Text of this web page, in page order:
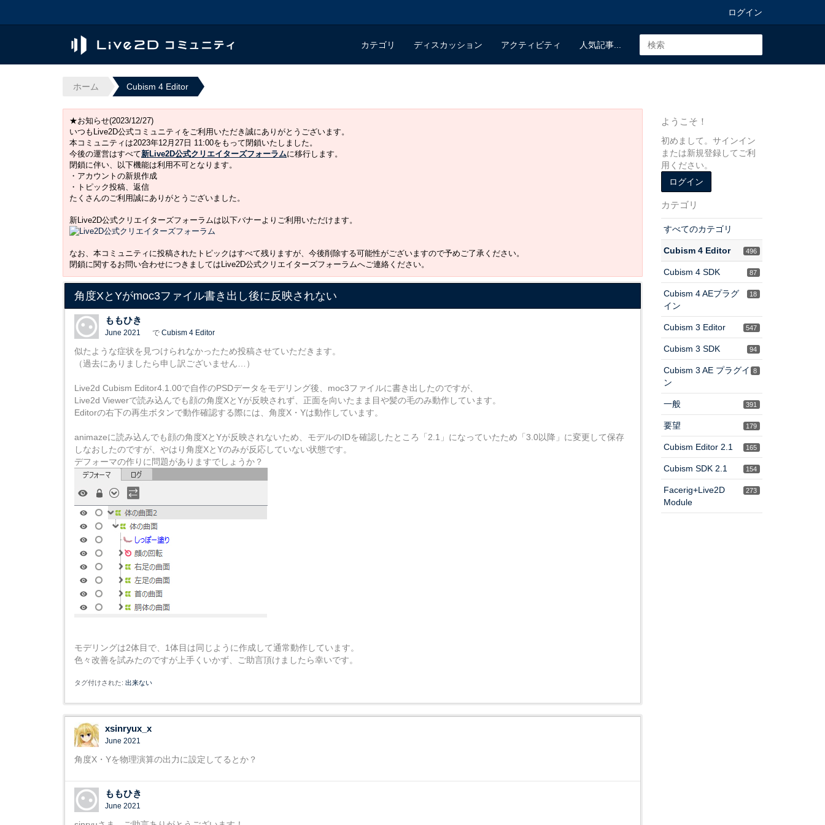
ログイン
カテゴリ ディスカッション アクティビティ 人気記事...
ホーム Cubism 4 Editor
★お知らせ(2023/12/27)
いつもLive2D公式コミュニティをご利用いただき誠にありがとうございます。
本コミュニティは2023年12月27日 11:00をもって閉鎖いたしました。
今後の運営はすべて新Live2D公式クリエイターズフォーラムに移行します。
閉鎖に伴い、以下機能は利用不可となります。
・アカウントの新規作成
・トピック投稿、返信
たくさんのご利用誠にありがとうございました。
新Live2D公式クリエイターズフォーラムは以下バナーよりご利用いただけます。
なお、本コミュニティに投稿されたトピックはすべて残りますが、今後削除する可能性がございますので予めご了承ください。
閉鎖に関するお問い合わせにつきましてはLive2D公式クリエイターズフォーラムへご連絡ください。
角度XとYがmoc3ファイル書き出し後に反映されない
ももひき
June 2021 で Cubism 4 Editor
似たような症状を見つけられなかったため投稿させていただきます。
（過去にありましたら申し訳ございません…）
Live2d Cubism Editor4.1.00で自作のPSDデータをモデリング後、moc3ファイルに書き出したのですが、
Live2d Viewerで読み込んでも顔の角度XとYが反映されず、正面を向いたまま目や髪の毛のみ動作しています。
Editorの右下の再生ボタンで動作確認する際には、角度X・Yは動作しています。
animazeに読み込んでも顔の角度XとYが反映されないため、モデルのIDを確認したところ「2.1」になっていたため「3.0以降」に変更して保存
しなおしたのですが、やはり角度XとYのみが反応していない状態です。
デフォーマの作りに問題がありますでしょうか？
モデリングは2体目で、1体目は同じように作成して通常動作しています。
色々改善を試みたのですが上手くいかず、ご助言頂けましたら幸いです。
タグ付けされた: 出来ない
xsinryux_x
June 2021
角度X・Yを物理演算の出力に設定してるとか？
ももひき
June 2021
ようこそ！
初めまして。サインイン
または新規登録してご利
用ください。
ログイン
カテゴリ
すべてのカテゴリ
496
Cubism 4 Editor
87
Cubism 4 SDK
18
Cubism 4 AEプラグ
イン
547
Cubism 3 Editor
94
Cubism 3 SDK
8
Cubism 3 AE プラグイ
ン
391
一般
179
要望
165
Cubism Editor 2.1
154
Cubism SDK 2.1
273
Facerig+Live2D
Module